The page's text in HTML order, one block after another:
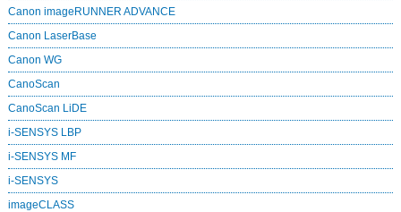
Canon imageRUNNER ADVANCE
Canon LaserBase
Canon WG
CanoScan
CanoScan LiDE
i-SENSYS LBP
i-SENSYS MF
i‑SENSYS
imageCLASS